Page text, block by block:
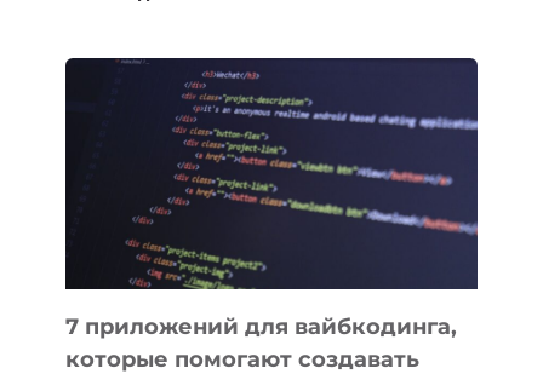
ПОЛЕЗНЫХ
ИНСТРУМЕНТОВ
ДЛЯ
РАБОТЫ
7 приложений для вайбкодинга,
которые помогают создавать